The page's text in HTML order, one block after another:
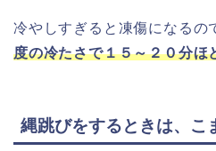
冷やしすぎると凍傷になるの
度の冷たさで１５～２０分
縄跳びをするときは、こ